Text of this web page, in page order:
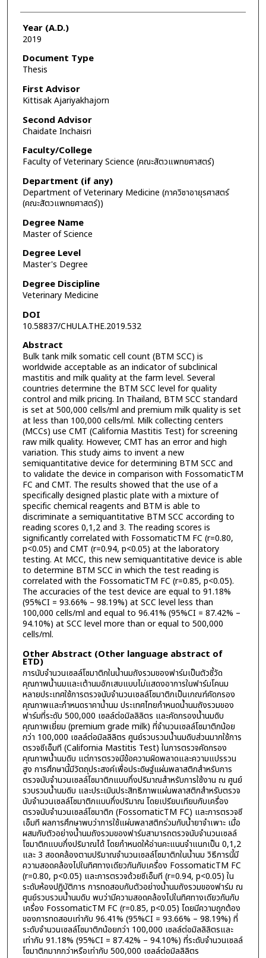
Year (A.D.)
2019
Document Type
Thesis
First Advisor
Kittisak Ajariyakhajorn
Second Advisor
Chaidate Inchaisri
Faculty/College
Faculty of Veterinary Science (คณะสัตวแพทยศาสตร์)
Department (if any)
Department of Veterinary Medicine (ภาควิชาอายุรศาสตร์
(คณะสัตวแพทยศาสตร์))
Degree Name
Master of Science
Degree Level
Master's Degree
Degree Discipline
Veterinary Medicine
DOI
10.58837/CHULA.THE.2019.532
Abstract
Bulk tank milk somatic cell count (BTM SCC) is
worldwide acceptable as an indicator of subclinical
mastitis and milk quality at the farm level. Several
countries determine the BTM SCC level for quality
control and milk pricing. In Thailand, BTM SCC standard
is set at 500,000 cells/ml and premium milk quality is set
at less than 100,000 cells/ml. Milk collecting centers
(MCCs) use CMT (California Mastitis Test) for screening
raw milk quality. However, CMT has an error and high
variation. This study aims to invent a new
semiquantitative device for determining BTM SCC and
to validate the device in comparison with FossomaticTM
FC and CMT. The results showed that the use of a
specifically designed plastic plate with a mixture of
specific chemical reagents and BTM is able to
discriminate a semiquantitative BTM SCC according to
reading scores 0,1,2 and 3. The reading scores is
significantly correlated with FossomaticTM FC (r=0.80,
p<0.05) and CMT (r=0.94, p<0.05) at the laboratory
testing. At MCC, this new semiquantitative device is able
to determine BTM SCC in which the test reading is
correlated with the FossomaticTM FC (r=0.85, p<0.05).
The accuracies of the test device are equal to 91.18%
(95%CI = 93.66% – 98.19%) at SCC level less than
100,000 cells/ml and equal to 96.41% (95%CI = 87.42% –
94.10%) at SCC level more than or equal to 500,000
cells/ml.
Other Abstract (Other language abstract of
ETD)
การนับจำนวนเซลล์โซมาติกในน้ำนมถังรวมของฟาร์มเป็นตัวชี้วัด
คุณภาพน้ำนมและเต้านมอักเสบแบบไม่แสดงอาการในฟาร์มโคนม
หลายประเทศใช้การตรวจนับจำนวนเซลล์โซมาติกเป็นเกณฑ์คัดกรอง
คุณภาพและกำหนดราคาน้ำนม ประเทศไทยกำหนดน้ำนมถังรวมของ
ฟาร์มที่ระดับ 500,000 เซลล์ต่อมิลลิลิตร และคัดกรองน้ำนมดิบ
คุณภาพเยี่ยม (premium grade milk) ที่จำนวนเซลล์โซมาติกน้อย
กว่า 100,000 เซลล์ต่อมิลลิลิตร ศูนย์รวบรวมน้ำนมดิบส่วนมากใช้การ
ตรวจซีเอ็มที (California Mastitis Test) ในการตรวจคัดกรอง
คุณภาพน้ำนมดิบ แต่การตรวจมีข้อความผิดพลาดและความแปรรวน
สูง การศึกษานี้มีวัตถุประสงค์เพื่อประดิษฐ์แผ่นพลาสติกสำหรับการ
ตรวจนับจำนวนเซลล์โซมาติกแบบกึ่งปริมาณสำหรับการใช้งาน ณ ศูนย์
รวบรวมน้ำนมดิบ และประเมินประสิทธิภาพแผ่นพลาสติกสำหรับตรวจ
นับจำนวนเซลล์โซมาติกแบบกึ่งปริมาณ โดยเปรียบเทียบกับเครื่อง
ตรวจนับจำนวนเซลล์โซมาติก (FossomaticTM FC) และการตรวจซี
เอ็มที ผลการศึกษาพบว่าการใช้แผ่นพลาสติกร่วมกับน้ำยาจำเพาะ เมื่อ
ผสมกับตัวอย่างน้ำนมถังรวมของฟาร์มสามารถตรวจนับจำนวนเซลล์
โซมาติกแบบกึ่งปริมาณได้ โดยกำหนดให้อ่านคะแนนจำแนกเป็น 0,1,2
และ 3 สอดคล้องตามปริมาณจำนวนเซลล์โซมาติกในน้ำนม วิธีการนี้มี
ความสอดคล้องไปในทิศทางเดียวกันกับเครื่อง FossomaticTM FC
(r=0.80, p<0.05) และการตรวจด้วยซีเอ็มที (r=0.94, p<0.05) ใน
ระดับห้องปฏิบัติการ การทดสอบกับตัวอย่างน้ำนมถังรวมของฟาร์ม ณ
ศูนย์รวบรวมน้ำนมดิบ พบว่ามีความสอดคล้องไปในทิศทางเดียวกันกับ
เครื่อง FossomaticTM FC (r=0.85, p<0.05) โดยมีความถูกต้อง
ของการทดสอบเท่ากับ 96.41% (95%CI = 93.66% – 98.19%) ที่
ระดับจำนวนเซลล์โซมาติกน้อยกว่า 100,000 เซลล์ต่อมิลลิลิตรและ
เท่ากับ 91.18% (95%CI = 87.42% – 94.10%) ที่ระดับจำนวนเซลล์
โซมาติกมากกว่าหรือเท่ากับ 500,000 เซลล์ต่อมิลลิลิตร